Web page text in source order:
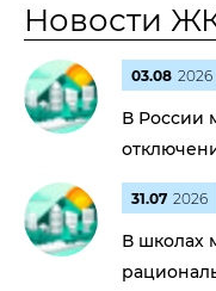
Новости
03.08 2026
В России
31.07 2026
В школах